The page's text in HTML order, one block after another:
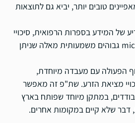
טובים יותר, יביא גם לתוצאות
של המידע בספרות הרפואית, סיכויי
מציאת הזרע ב-microTESE גבוהים משמעותית מאלה שניתן
הפעולה עם מעבדה מיוחדת,
מציאת הזרע. שת"פ זה מאפשר
במתקן מיוחד שפותח בארץ
דבר שלא קיים במקומות אחרים.